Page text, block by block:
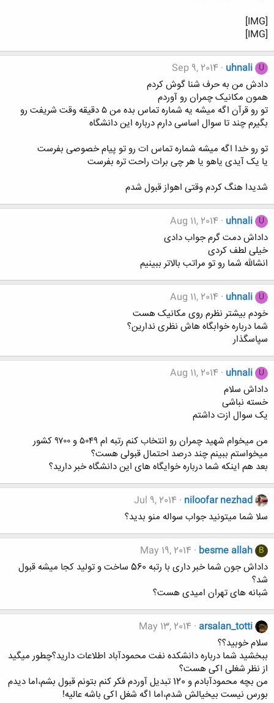
[IMG]
[IMG]
U
uhnali
Sep 9, 2014
دادش من به حرف شنا گوش کردم
همون مکانیک چمران رو آوردم
تو رو قرآن اگه میشه یه شماره تماس بده من ۵ دقیقه وقت شریفت رو
بگیرم چند تا سوال اساسی دارم درباره این دانشگاه
تو رو خدا اگه میشه شماره تماس ات رو تو پیام خصوصی بفرست
یا یک آیدی یاهو یا هر چی برات راحت تره بفرست
شدیدا هنگ کردم وقتی اهواز قبول شدم
U
uhnali
Aug 11, 2014
داداش دمت گرم جواب دادی
خیلی لطف کردی
انشالله شما رو تو مراتب بالاتر ببینیم
U
uhnali
Aug 11, 2014
خودم بیشتر نظرم روی مکانیک هست
شما درباره خوابگاه هاش نظری ندارین؟
سپاسگذار
U
uhnali
Aug 11, 2014
داداش سلام
خسته نباشی
یک سوال ازت داشتم
من میخوام شهید چمران رو انتخاب کنم رتبه ام ۵۰۴۹ و ۹۷۰۰ کشور
میخواستم ببینم چند درصد احتمال قبولی هست؟
بعد هم اینکه شما درباره خوایگاه های این دانشگاه خبر دارید؟
niloofar nezhad
Jul 9, 2014
سلا شما میتونید جواب سواله منو بدید؟
B
besme allah
May 19, 2014
داداش جون شما خبر داری با رتبه 560 ساخت و تولید کجا میشه قبول
شد؟
شبانه های تهران امیدی هست؟
arsalan_totti
May 13, 2014
سلام خوبید؟؟
ببخشید شما درباره دانشکده نفت محمودآباد اطلاعات دارید؟چطور میگید
از نظر شغلی اکی هست؟
من بچه محمودآبادم و 120 تبدیل آوردم فکر کنم بتونم قبول بشم،اما دیدم
بورس نیست بیخیالش شدم،اما اگه شغل اکی باشه عالیه!